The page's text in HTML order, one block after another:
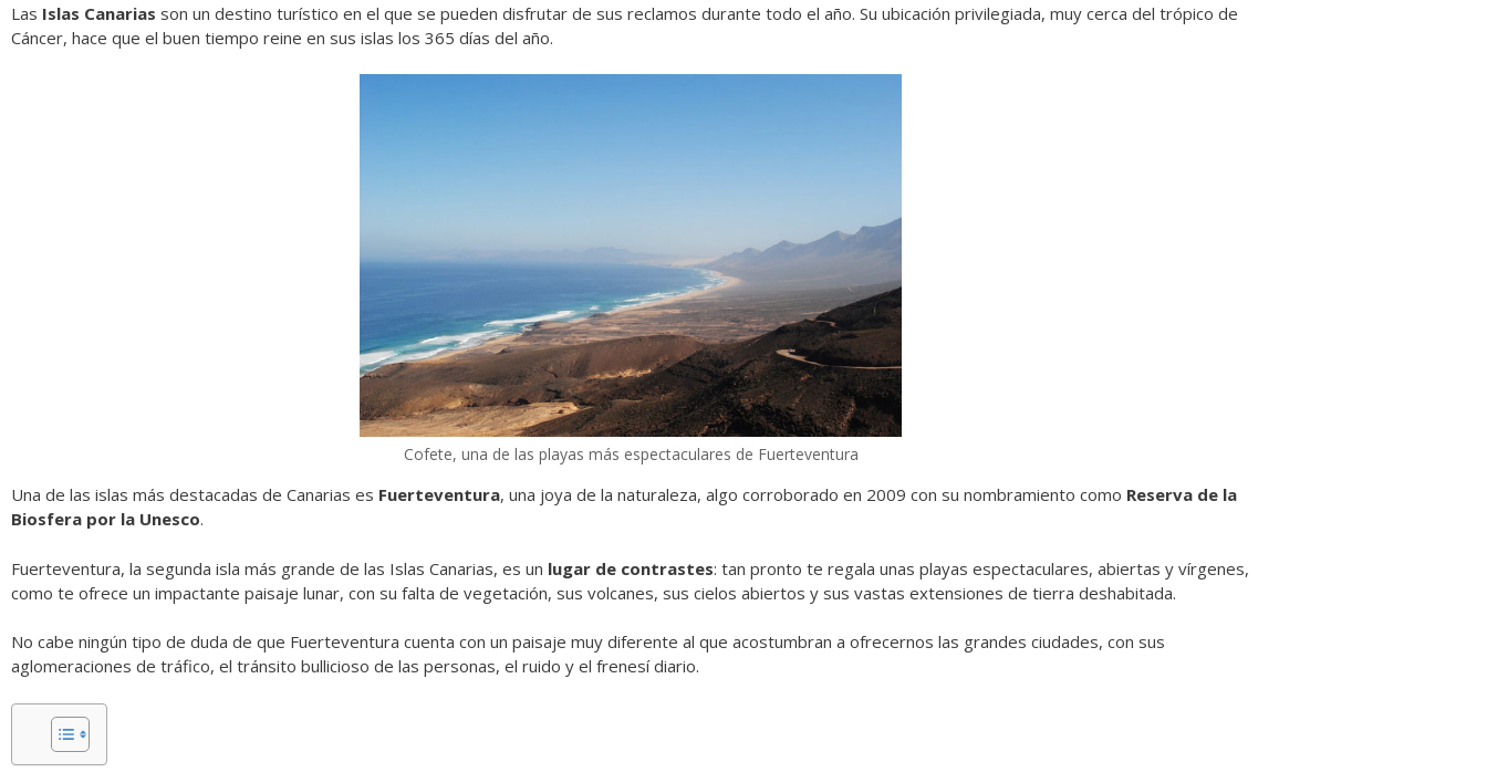
Las Islas Canarias son un destino turístico en el que se pueden disfrutar de sus reclamos durante todo el año. Su ubicación privilegiada, muy cerca del trópico de
Cáncer, hace que el buen tiempo reine en sus islas los 365 días del año.
Cofete, una de las playas más espectaculares de Fuerteventura
Una de las islas más destacadas de Canarias es Fuerteventura, una joya de la naturaleza, algo corroborado en 2009 con su nombramiento como Reserva de la
Biosfera por la Unesco.
Fuerteventura, la segunda isla más grande de las Islas Canarias, es un lugar de contrastes: tan pronto te regala unas playas espectaculares, abiertas y vírgenes,
como te ofrece un impactante paisaje lunar, con su falta de vegetación, sus volcanes, sus cielos abiertos y sus vastas extensiones de tierra deshabitada.
No cabe ningún tipo de duda de que Fuerteventura cuenta con un paisaje muy diferente al que acostumbran a ofrecernos las grandes ciudades, con sus
aglomeraciones de tráfico, el tránsito bullicioso de las personas, el ruido y el frenesí diario.